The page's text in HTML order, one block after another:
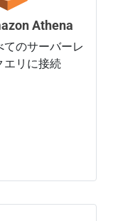
Athena
てのサーバーレ
エリに接続